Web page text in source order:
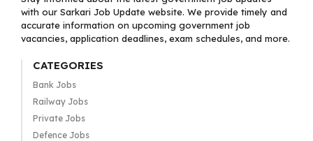
with our Sarkari Job Update website. We provide timely and
accurate information on upcoming government job
vacancies, application deadlines, exam schedules, and more.
CATEGORIES
Bank Jobs
Railway Jobs
Private Jobs
Defence Jobs